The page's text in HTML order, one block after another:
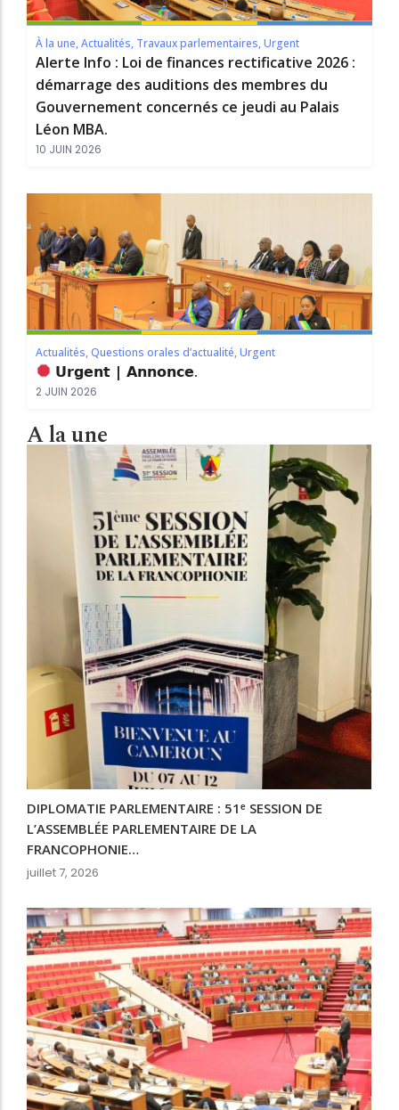
À la une,Actualités, Travaux parlementaires,Urgent
Alerte Info : Loi de finances rectificative 2026 :
démarrage des auditions des membres du
Gouvernement concernés ce jeudi au Palais
Léon MBA.
10 JUIN 2026
Actualités,Questions orales d’actualité,Urgent
𝗨𝗿𝗴𝗲𝗻𝘁 | 𝗔𝗻𝗻𝗼𝗻𝗰𝗲.
2 JUIN 2026
A la une
DIPLOMATIE PARLEMENTAIRE : 51ᵉ SESSION DE
L’ASSEMBLÉE PARLEMENTAIRE DE LA
FRANCOPHONIE…
juillet 7, 2026